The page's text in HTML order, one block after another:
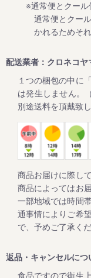
オンラインショッ
始のお知らせ
今回、塩分20%超え
っぱMAX」をオンラ
これからますます
塩分補給や友達との
一度食べると超し
2024/02/01
開催！
毎年大好評をいた
期間は２月１日よ
ご家庭用の紀州南
さらに今回もキャ
※通常便とクール
通常便とクー
かれるためそ
配送業者：クロネコヤ
１つの梱包の中に
は発生しません。
別途送料を頂戴致し
商品お届けに際し
商品によってはお
一部地域では時間
通事情によりご希
で、予めご了承く
返品・キャンセルにつ
食品ですので衛生